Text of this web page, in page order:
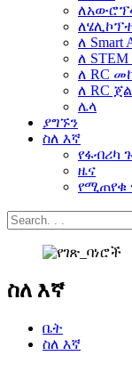
ለ Smart
ለ
ለ RC
ለ RC
ሌላ
ያግኙን
ስለ እኛ
የፋብሪካ
ዜና
የሚጠየቁ
ስለ እኛ
ቤት
ስለ እኛ